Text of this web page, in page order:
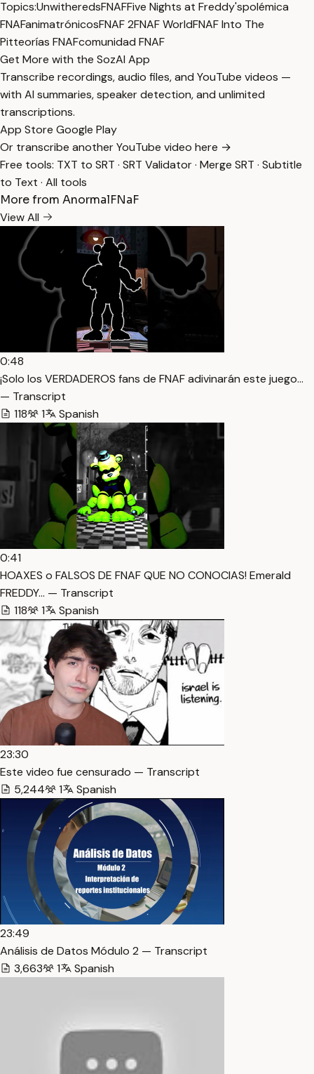
Topics:UnwitheredsFNAFFive Nights at Freddy'spolémica
FNAFanimatrónicosFNAF 2FNAF WorldFNAF Into The
Pitteorías FNAFcomunidad FNAF
Get More with the SozAI App
Transcribe recordings, audio files, and YouTube videos —
with AI summaries, speaker detection, and unlimited
transcriptions.
App Store Google Play
Or transcribe another YouTube video here →
Free tools: TXT to SRT · SRT Validator· Merge SRT · Subtitle
to Text · All tools
More from AnormalFNaF
View All
0:48
¡Solo los VERDADEROS fans de FNAF adivinarán este juego…
— Transcript
118
1 Spanish
0:41
HOAXES o FALSOS DE FNAF QUE NO CONOCIAS! Emerald
FREDDY… — Transcript
118
1 Spanish
23:30
Este video fue censurado — Transcript
5,244
1 Spanish
23:49
Análisis de Datos Módulo 2 — Transcript
3,663
1 Spanish